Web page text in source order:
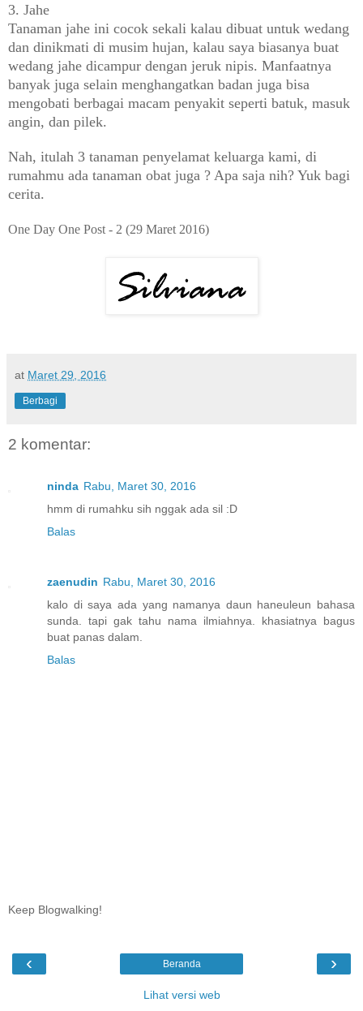
3. Jahe
Tanaman jahe ini cocok sekali kalau dibuat untuk wedang
dan dinikmati di musim hujan, kalau saya biasanya buat
wedang jahe dicampur dengan jeruk nipis. Manfaatnya
banyak juga selain menghangatkan badan juga bisa
mengobati berbagai macam penyakit seperti batuk, masuk
angin, dan pilek.
Nah, itulah 3 tanaman penyelamat keluarga kami, di
rumahmu ada tanaman obat juga ? Apa saja nih? Yuk bagi
cerita.
One Day One Post - 2 (29 Maret 2016)
at Maret 29, 2016
Berbagi
2 komentar:
ninda Rabu, Maret 30, 2016
hmm di rumahku sih nggak ada sil :D
Balas
zaenudin Rabu, Maret 30, 2016
kalo di saya ada yang namanya daun haneuleun bahasa
sunda. tapi gak tahu nama ilmiahnya. khasiatnya bagus
buat panas dalam.
Balas
Keep Blogwalking!
‹ ›
Beranda
Lihat versi web